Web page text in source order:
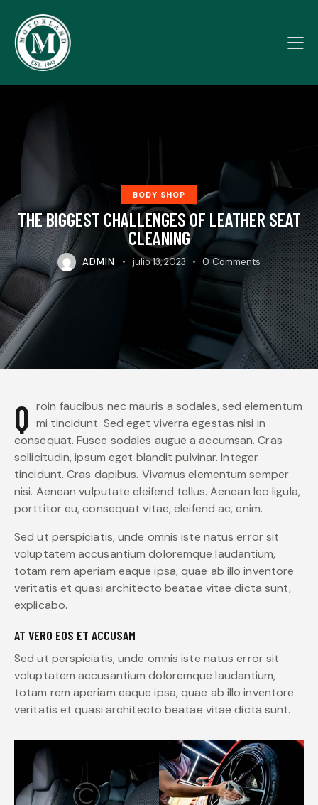
BODY SHOP
THE BIGGEST CHALLENGES OF LEATHER SEAT
CLEANING
ADMIN julio 13, 2023 0 Comments
Qroin faucibus nec mauris a sodales, sed elementum mi tincidunt. Sed eget viverra egestas nisi in
consequat. Fusce sodales augue a accumsan. Cras
sollicitudin, ipsum eget blandit pulvinar. Integer
tincidunt. Cras dapibus. Vivamus elementum semper
nisi. Aenean vulputate eleifend tellus. Aenean leo ligula,
porttitor eu, consequat vitae, eleifend ac, enim.
Sed ut perspiciatis, unde omnis iste natus error sit
voluptatem accusantium doloremque laudantium,
totam rem aperiam eaque ipsa, quae ab illo inventore
veritatis et quasi architecto beatae vitae dicta sunt,
explicabo.
AT VERO EOS ET ACCUSAM
Sed ut perspiciatis, unde omnis iste natus error sit
voluptatem accusantium doloremque laudantium,
totam rem aperiam eaque ipsa, quae ab illo inventore
veritatis et quasi architecto beatae vitae dicta sunt.